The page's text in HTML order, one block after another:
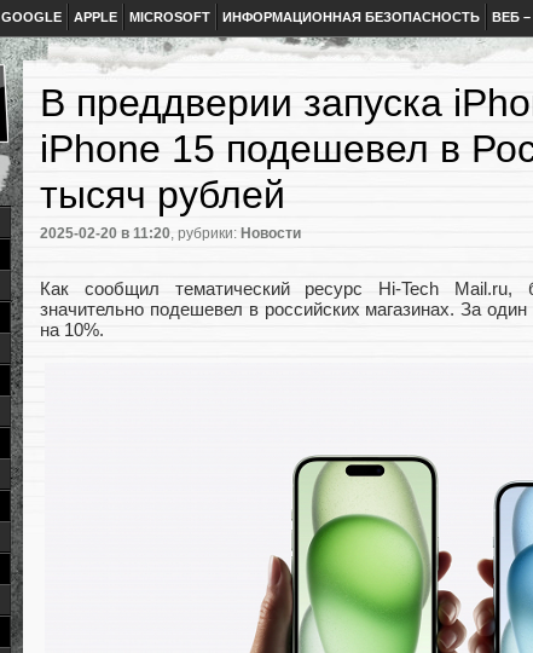
GOOGLE APPLE MICROSOFT ИНФОРМАЦИОННАЯ БЕЗОПАСНОСТЬ ВЕБ
В преддверии запуска
iPhone 15 подешевел в
тысяч рублей
2025-02-20 в 11:20, рубрики: Новости
Как сообщил тематический ресурс Hi-Tech
значительно подешевел в российских магазинах. За
на 10%.